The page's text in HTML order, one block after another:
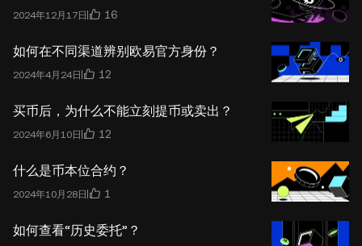
2024年12月17日 16
如何在不同渠道辨别欧易官方身份？
2024年4月24日 12
买币后，为什么不能立刻提币或卖出？
2024年6月10日 12
什么是币本位合约？
2024年10月28日 1
如何查看“历史委托”？